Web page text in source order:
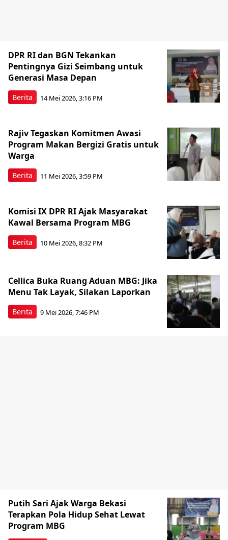
Berita
DPR RI dan BGN Tekankan
Pentingnya Gizi Seimbang untuk
Generasi Masa Depan
14 Mei 2026, 3:16 PM
Berita
Rajiv Tegaskan Komitmen Awasi
Program Makan Bergizi Gratis untuk
Warga
11 Mei 2026, 3:59 PM
Berita
Komisi IX DPR RI Ajak Masyarakat
Kawal Bersama Program MBG
10 Mei 2026, 8:32 PM
Berita
Cellica Buka Ruang Aduan MBG: Jika
Menu Tak Layak, Silakan Laporkan
9 Mei 2026, 7:46 PM
Putih Sari Ajak Warga Bekasi
Terapkan Pola Hidup Sehat Lewat
Program MBG